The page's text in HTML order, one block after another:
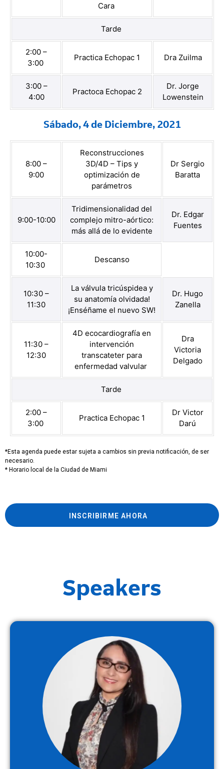
Cara
Tarde
2:00 –
3:00
Practica Echopac 1 Dra Zuilma
3:00 –
4:00
Practoca Echopac 2
Dr. Jorge
Lowenstein
Sábado, 4 de Diciembre, 2021
8:00 –
9:00
Reconstrucciones
3D/4D – Tips y
optimización de
parámetros
Dr Sergio
Baratta
9:00-10:00
Tridimensionalidad del
complejo mitro-aórtico:
más allá de lo evidente
Dr. Edgar
Fuentes
10:00-
10:30
Descanso
10:30 –
11:30
La válvula tricúspidea y
su anatomía olvidada!
¡Enséñame el nuevo SW!
Dr. Hugo
Zanella
11:30 –
12:30
4D ecocardiografía en
intervención
transcateter para
enfermedad valvular
Dra
Victoria
Delgado
Tarde
2:00 –
3:00
Practica Echopac 1
Dr Victor
Darú
*Esta agenda puede estar sujeta a cambios sin previa notificación, de ser
necesario.
* Horario local de la Ciudad de Miami
INSCRIBIRME AHORA
Speakers